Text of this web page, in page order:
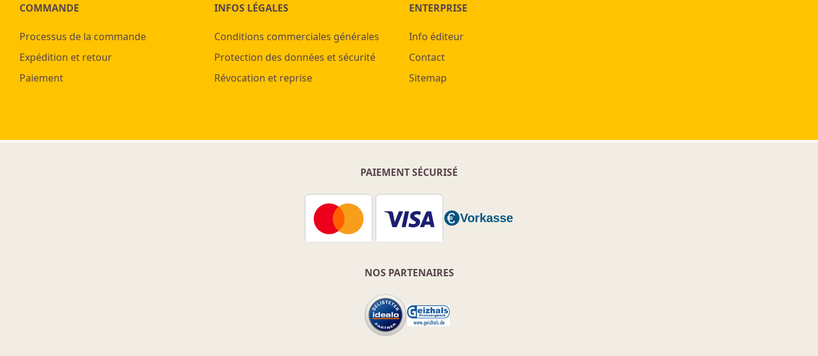
COMMANDE
Processus de la commande
Expédition et retour
Paiement
INFOS LÉGALES
Conditions commerciales générales
Protection des données et sécurité
Révocation et reprise
ENTERPRISE
Info éditeur
Contact
Sitemap
PAIEMENT SÉCURISÉ
NOS PARTENAIRES